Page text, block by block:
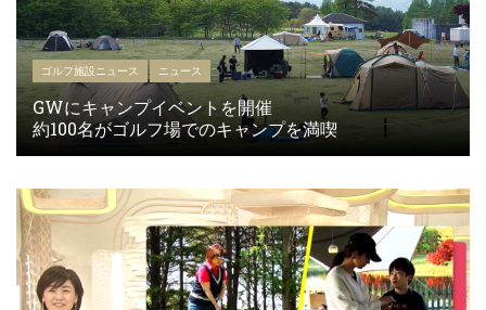
ゴルフ施設ニュース ニュース
GWにキャンプイベントを開催
約100名がゴルフ場でのキャンプを満喫